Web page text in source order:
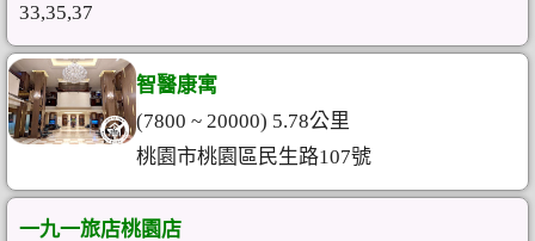
33,35,37
智醫康寓
(7800 ~ 20000) 5.78公里
桃園市桃園區民生路107號
一九一旅店桃園店